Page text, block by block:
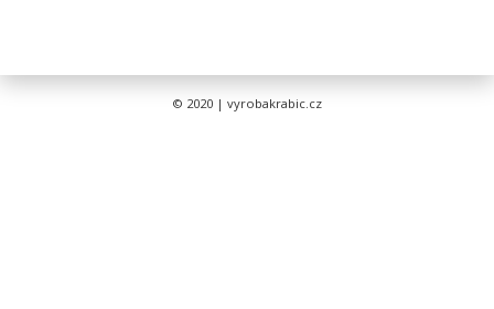
© 2020 | vyrobakrabic.cz